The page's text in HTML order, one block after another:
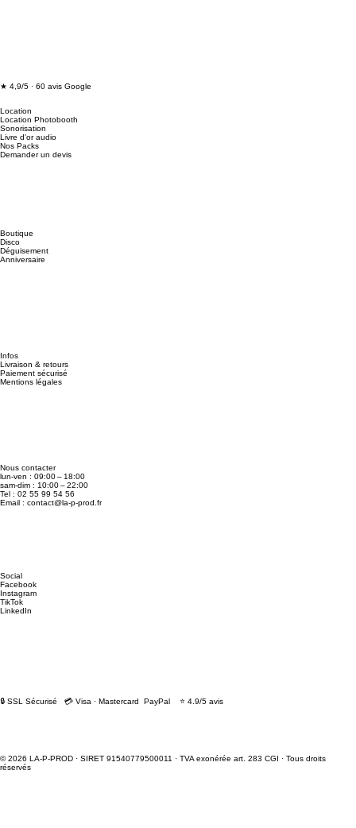
★ 4,9/5 · 60 avis Google
Boutique
Disco
Déguisement
Anniversaire
Location
Location Photobooth
Sonorisation
Livre d'or audio
Nos Packs
Demander un devis
Social
Facebook
Instagram
TikTok
LinkedIn
Infos
Livraison & retours
Paiement sécurisé
Mentions légales
Nous contacter
lun-ven : 09:00 – 18:00
sam-dim : 10:00 – 22:00
Tel : 02 55 99 54 56
Email : contact@la-p-prod.fr
© 2026 LA-P-PROD · SIRET 91540779500011 · TVA exonérée art. 283 CGI · Tous droits
réservés
🔒 SSL Sécurisé 💳 Visa · Mastercard PayPal ⭐ 4.9/5 avis